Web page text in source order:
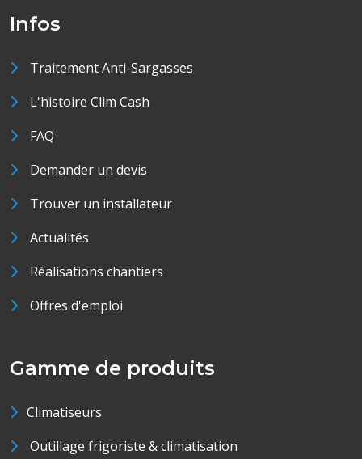
Infos
Traitement Anti-Sargasses
L'histoire Clim Cash
FAQ
Demander un devis
Trouver un installateur
Actualités
Réalisations chantiers
Offres d'emploi
Gamme de produits
Climatiseurs
Outillage frigoriste & climatisation